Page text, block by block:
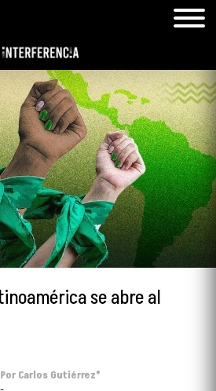
se abre al
Por Carlos Gutiérrez*